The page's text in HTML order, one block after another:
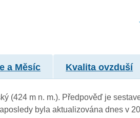
a Měsíc Kvalita ovzduší
(424 m n. m.). Předpověď je
byla aktualizována dnes v